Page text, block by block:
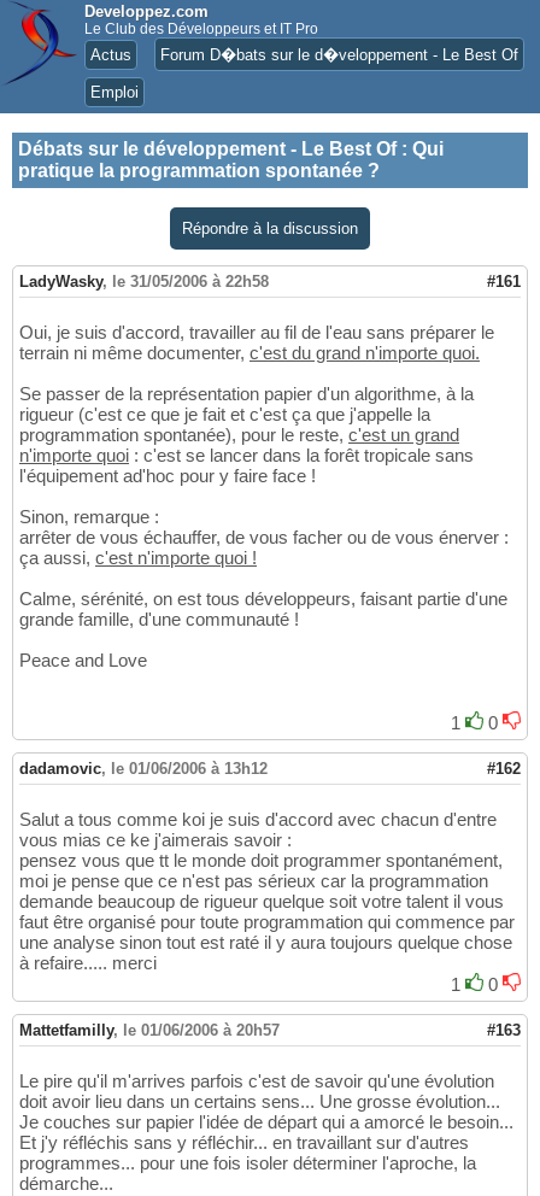
Developpez.com
Le Club des Développeurs et IT Pro
Actus Forum D�bats sur le d�veloppement - Le Best Of
Emploi
Débats sur le développement - Le Best Of: Qui
pratique la programmation spontanée ?
Répondre à la discussion
LadyWasky, le 31/05/2006 à 22h58 #161
Oui, je suis d'accord, travailler au fil de l'eau sans préparer le
terrain ni même documenter, c'est du grand n'importe quoi.
Se passer de la représentation papier d'un algorithme, à la
rigueur (c'est ce que je fait et c'est ça que j'appelle la
programmation spontanée), pour le reste, c'est un grand
n'importe quoi : c'est se lancer dans la forêt tropicale sans
l'équipement ad'hoc pour y faire face !
Sinon, remarque :
arrêter de vous échauffer, de vous facher ou de vous énerver :
ça aussi, c'est n'importe quoi !
Calme, sérénité, on est tous développeurs, faisant partie d'une
grande famille, d'une communauté !
Peace and Love
1 0
dadamovic, le 01/06/2006 à 13h12 #162
Salut a tous comme koi je suis d'accord avec chacun d'entre
vous mias ce ke j'aimerais savoir :
pensez vous que tt le monde doit programmer spontanément,
moi je pense que ce n'est pas sérieux car la programmation
demande beaucoup de rigueur quelque soit votre talent il vous
faut être organisé pour toute programmation qui commence par
une analyse sinon tout est raté il y aura toujours quelque chose
à refaire..... merci
1
0
Mattetfamilly, le 01/06/2006 à 20h57 #163
Le pire qu'il m'arrives parfois c'est de savoir qu'une évolution
doit avoir lieu dans un certains sens... Une grosse évolution...
Je couches sur papier l'idée de départ qui a amorcé le besoin...
Et j'y réfléchis sans y réfléchir... en travaillant sur d'autres
programmes... pour une fois isoler déterminer l'aproche, la
démarche...